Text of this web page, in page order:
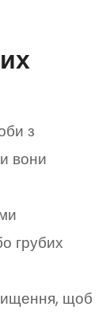
з
вони
грубих
щоб